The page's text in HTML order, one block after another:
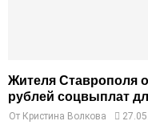
Жителя Ставрополя
рублей соцвыплат
От Кристина Волкова